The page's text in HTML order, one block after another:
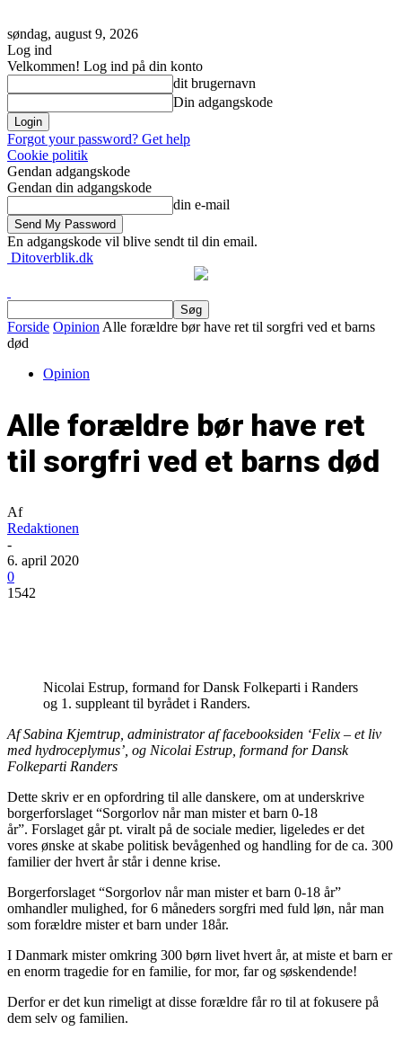
søndag, august 9, 2026
Log ind
Velkommen! Log ind på din konto
dit brugernavn
Din adgangskode
Forgot your password? Get help
Cookie politik
Gendan adgangskode
Gendan din adgangskode
din e-mail
En adgangskode vil blive sendt til din email.
Ditoverblik.dk
Forside Opinion Alle forældre bør have ret til sorgfri ved et barns
død
Opinion
Alle forældre bør have ret
til sorgfri ved et barns død
Af
Redaktionen
-
6. april 2020
0
1542
Nicolai Estrup, formand for Dansk Folkeparti i Randers
og 1. suppleant til byrådet i Randers.
Af Sabina Kjemtrup, administrator af facebooksiden ‘Felix – et liv
med hydroceplymus’, og Nicolai Estrup, formand for Dansk
Folkeparti Randers
Dette skriv er en opfordring til alle danskere, om at underskrive
borgerforslaget “Sorgorlov når man mister et barn 0-18
år”. Forslaget går pt. viralt på de sociale medier, ligeledes er det
vores ønske at skabe politisk bevågenhed og handling for de ca. 300
familier der hvert år står i denne krise.
Borgerforslaget “Sorgorlov når man mister et barn 0-18 år”
omhandler mulighed, for 6 måneders sorgfri med fuld løn, når man
som forældre mister et barn under 18år.
I Danmark mister omkring 300 børn livet hvert år, at miste et barn er
en enorm tragedie for en familie, for mor, far og søskendende!
Derfor er det kun rimeligt at disse forældre får ro til at fokusere på
dem selv og familien.